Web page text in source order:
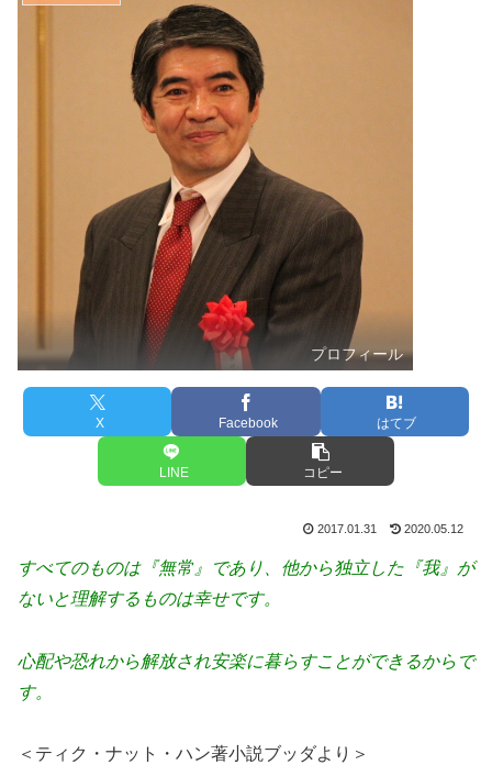
プロフィール
X Facebook はてブ
LINE コピー
2017.01.31 2020.05.12
すべてのものは『無常』であり、他から独立した『我』が
ないと理解するものは幸せです。
心配や恐れから解放され安楽に暮らすことができるからで
す。
＜ティク・ナット・ハン著小説ブッダより＞